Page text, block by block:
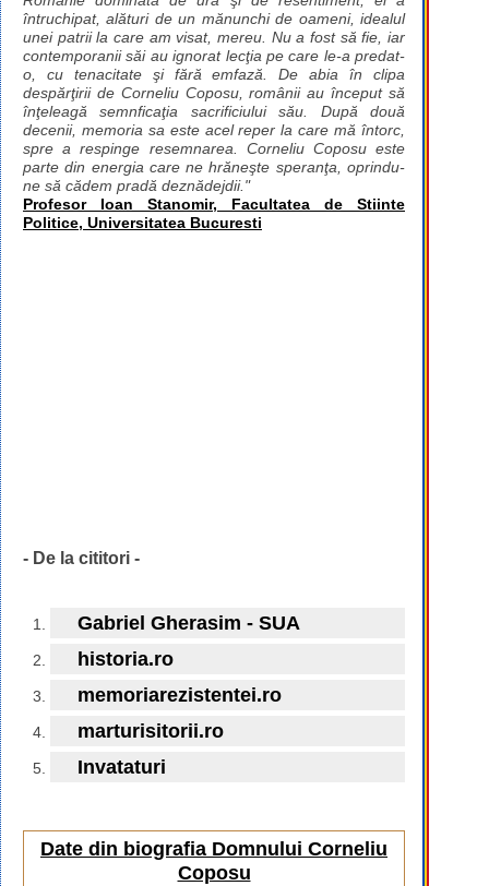
întruchipat, alături de un mănunchi de oameni, idealul
unei patrii la care am visat, mereu. Nu a fost să fie, iar
contemporanii săi au ignorat lecţia pe care le-a predat-
o, cu tenacitate şi fără emfază. De abia în clipa
despărţirii de Corneliu Coposu, românii au început să
înţeleagă semnficaţia sacrificiului său. După două
decenii, memoria sa este acel reper la care mă întorc,
spre a respinge resemnarea. Corneliu Coposu este
parte din energia care ne hrăneşte speranţa, oprindu-
ne să cădem pradă deznădejdii."
Profesor Ioan Stanomir, Facultatea de Stiinte
Politice, Universitatea Bucuresti
- De la cititori -
Gabriel Gherasim - SUA
historia.ro
memoriarezistentei.ro
marturisitorii.ro
Invataturi
Date din biografia Domnului Corneliu
Coposu